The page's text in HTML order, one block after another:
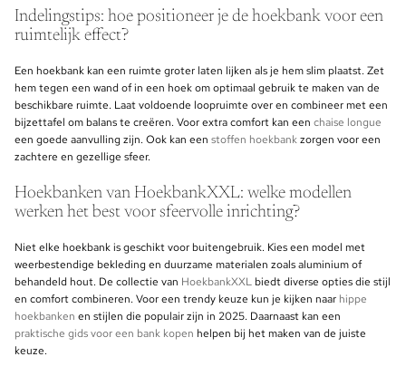
Indelingstips: hoe positioneer je de hoekbank voor een
ruimtelijk effect?
Een hoekbank kan een ruimte groter laten lijken als je hem slim plaatst. Zet
hem tegen een wand of in een hoek om optimaal gebruik te maken van de
beschikbare ruimte. Laat voldoende loopruimte over en combineer met een
bijzettafel om balans te creëren. Voor extra comfort kan een chaise longue
een goede aanvulling zijn. Ook kan een stoffen hoekbankzorgen voor een
zachtere en gezellige sfeer.
Hoekbanken van HoekbankXXL: welke modellen
werken het best voor sfeervolle inrichting?
Niet elke hoekbank is geschikt voor buitengebruik. Kies een model met
weerbestendige bekleding en duurzame materialen zoals aluminium of
behandeld hout. De collectie van HoekbankXXLbiedt diverse opties die stijl
en comfort combineren. Voor een trendy keuze kun je kijken naar hippe
hoekbanken en stijlen die populair zijn in 2025. Daarnaast kan een
praktische gids voor een bank kopen helpen bij het maken van de juiste
keuze.